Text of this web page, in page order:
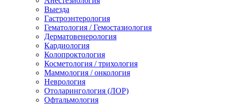
Выезда
Гастроэнтерология
Гематология / Гемостазиология
Дерматовенерология
Кардиология
Колопроктология
Косметология / трихология
Маммология / онкология
Неврология
Отоларингология (ЛОР)
Офтальмология